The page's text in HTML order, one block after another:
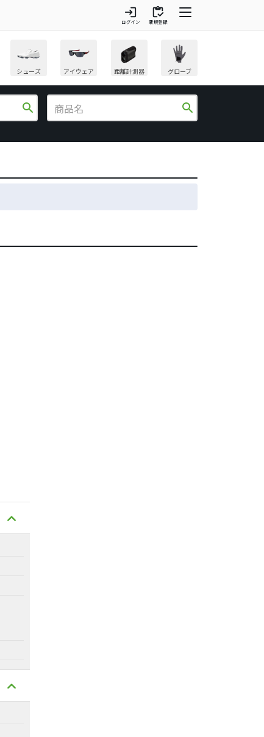
login
ログイン
inventory
新規登録
シューズ アイウェア 距離計測器 グローブ
search search